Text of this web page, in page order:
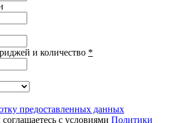
и количество *
предоставленных данных
с условиями Политики